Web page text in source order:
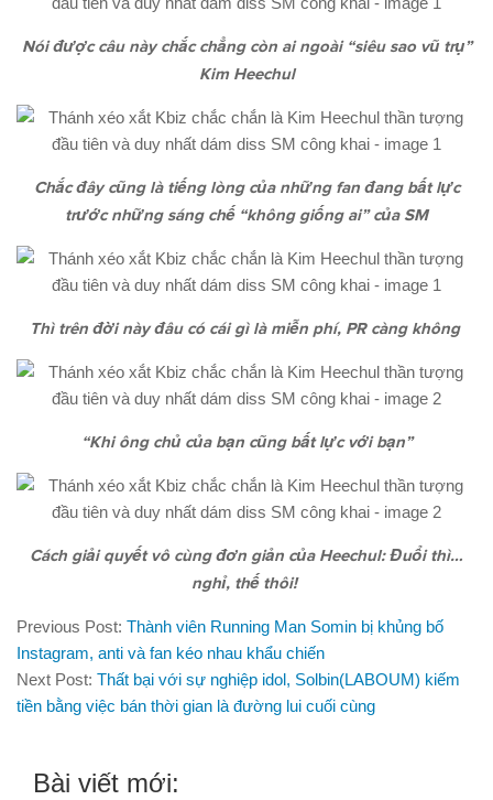
Nói được câu này chắc chẳng còn ai ngoài “siêu sao vũ trụ”
Kim Heechul
Chắc đây cũng là tiếng lòng của những fan đang bất lực
trước những sáng chế “không giống ai” của SM
Thì trên đời này đâu có cái gì là miễn phí, PR càng không
“Khi ông chủ của bạn cũng bất lực với bạn”
Cách giải quyết vô cùng đơn giản của Heechul: Đuổi thì…
nghỉ, thế thôi!
Previous Post: Thành viên Running Man Somin bị khủng bố
Instagram, anti và fan kéo nhau khẩu chiến
Next Post: Thất bại với sự nghiệp idol, Solbin(LABOUM) kiếm
tiền bằng việc bán thời gian là đường lui cuối cùng
Bài viết mới: